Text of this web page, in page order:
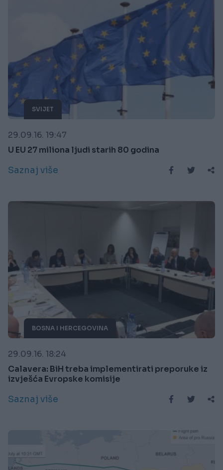
SVIJET
29.09.16. 19:47
U EU 27 miliona ljudi starih 80 godina
Saznaj više
BOSNA I HERCEGOVINA
29.09.16. 18:24
Calavera: BiH treba implementirati preporuke iz
izvješća Evropske komisije
Saznaj više